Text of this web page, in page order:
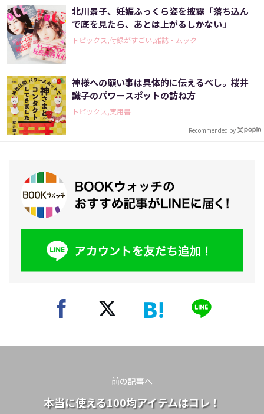
北川景子、妊娠ふっくら姿を披露「落ち込ん
で底を見たら、あとは上がるしかない」
トピックス,付録がすごい,雑誌・ムック
神様への願い事は具体的に伝えるべし。桜井
識子のパワースポットの訪ね方
トピックス,実用書
Recommended by
前の記事へ
本当に使える100均アイテムはコレ！